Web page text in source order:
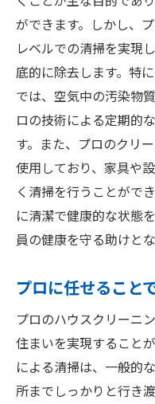
ング
ができます。しかし、
レベルでの清掃を実現
底的に除去します。特
では、空気中の汚染物
ロの技術による定期的
す。また、プロのクリ
使用しており、家具や
く清掃を行うことがで
に清潔で健康的な状態
員の健康を守る助けとな
プロに任せること
プロのハウスクリーニ
住まいを実現すること
による清掃は、一般的
所までしっかりと行き